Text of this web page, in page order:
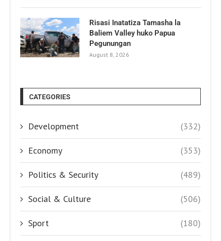
Risasi Inatatiza Tamasha la
Baliem Valley huko Papua
Pegunungan
August 8, 2026
CATEGORIES
Development (332)
Economy (353)
Politics & Security (489)
Social & Culture (506)
Sport (180)